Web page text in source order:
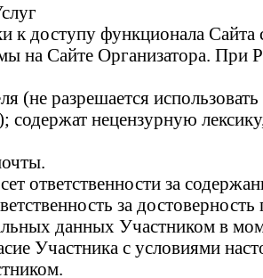
к доступу функционала
на Сайте Организатора. При
(не разрешается
содержат нецензурную
ответственности за
за
данных Участником в
Участника с условиями